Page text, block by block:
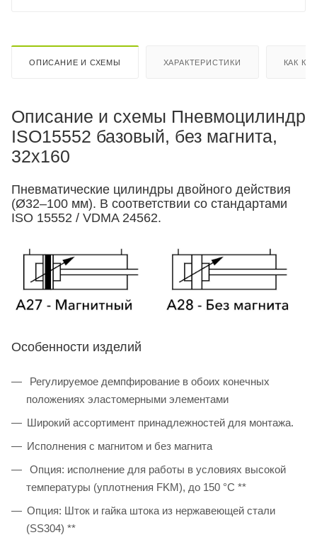
ОПИСАНИЕ И СХЕМЫ ХАРАКТЕРИСТИКИ КАК
Описание и схемы Пневмоцилиндр
ISO15552 базовый, без магнита,
32x160
Пневматические цилиндры двойного действия
(Ø32–100 мм). В соответствии со стандартами
ISO 15552 / VDMA 24562.
Особенности изделий
Регулируемое демпфирование в обоих конечных
положениях эластомерными элементами
Широкий ассортимент принадлежностей для монтажа.
Исполнения с магнитом и без магнита
Опция: исполнение для работы в условиях высокой
температуры (уплотнения FKM), до 150 °C **
Опция: Шток и гайка штока из нержавеющей стали
(SS304) **